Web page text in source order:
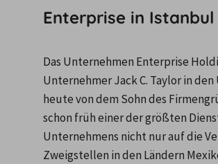
Enterprise in
Das Unternehmen Enterprise
Unternehmer Jack C. Taylor in
heute von dem Sohn des
schon früh einer der größten
Unternehmens nicht nur auf die
Zweigstellen in den Ländern